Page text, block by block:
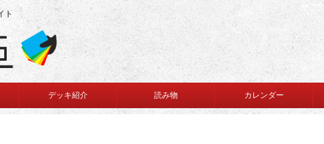
ト
デッキ紹介 読み物 カレンダー